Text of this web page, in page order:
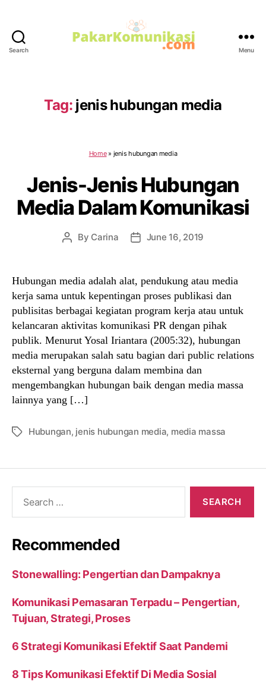
Search Menu
Tag: jenis hubungan media
Home» jenis hubungan media
Jenis-Jenis Hubungan
Media Dalam Komunikasi
Post
By Carina
PostJune 16, 2019
Hubungan media adalah alat, pendukung atau media
kerja sama untuk kepentingan proses publikasi dan
publisitas berbagai kegiatan program kerja atau untuk
kelancaran aktivitas komunikasi PR dengan pihak
publik. Menurut Yosal Iriantara (2005:32), hubungan
media merupakan salah satu bagian dari public relations
eksternal yang berguna dalam membina dan
mengembangkan hubungan baik dengan media massa
lainnya yang […]
TagsHubungan, jenis hubungan media, media massa
Recommended
Stonewalling: Pengertian dan Dampaknya
Komunikasi Pemasaran Terpadu – Pengertian,
Tujuan, Strategi, Proses
6 Strategi Komunikasi Efektif Saat Pandemi
8 Tips Komunikasi Efektif Di Media Sosial